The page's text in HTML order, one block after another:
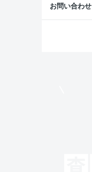
お問い合わせ